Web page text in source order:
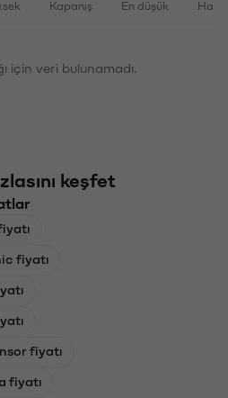
Kapanış En düşük
için veri bulunamadı.
keşfet
fiyatı
fiyatı
fiyatı